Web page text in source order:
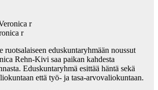
r
eduskuntaryhmään noussut
Rehn-Kivi saa paikan kahdesta
Eduskuntaryhmä esittää häntä sekä
että työ- ja tasa-arvovaliokuntaan.